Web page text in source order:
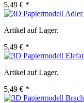
5,49 € *
Artikel auf Lager.
5,49 € *
Artikel auf Lager.
5,49 € *